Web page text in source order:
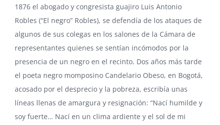
1876 el abogado y congresista guajiro Luis Antonio
Robles (“El negro” Robles), se defendía de los ataques de
algunos de sus colegas en los salones de la Cámara de
representantes quienes se sentían incómodos por la
presencia de un negro en el recinto. Dos años más tarde
el poeta negro momposino Candelario Obeso, en Bogotá,
acosado por el desprecio y la pobreza, escribía unas
líneas llenas de amargura y resignación: “Nací humilde y
soy fuerte… Nací en un clima ardiente y el sol de mi